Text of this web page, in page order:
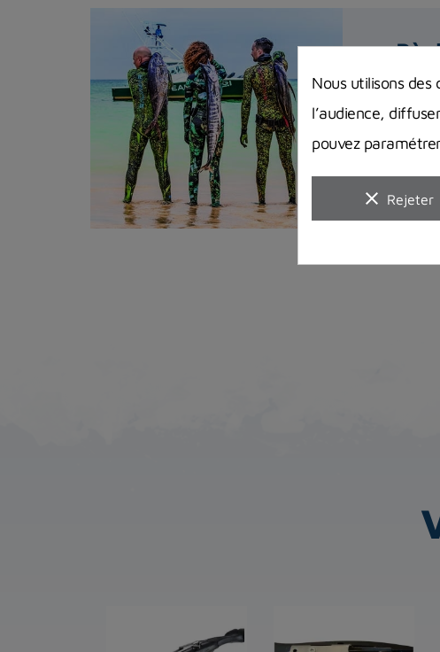
Nous utilisons
l’audience,
pouvez
clear Rejeter